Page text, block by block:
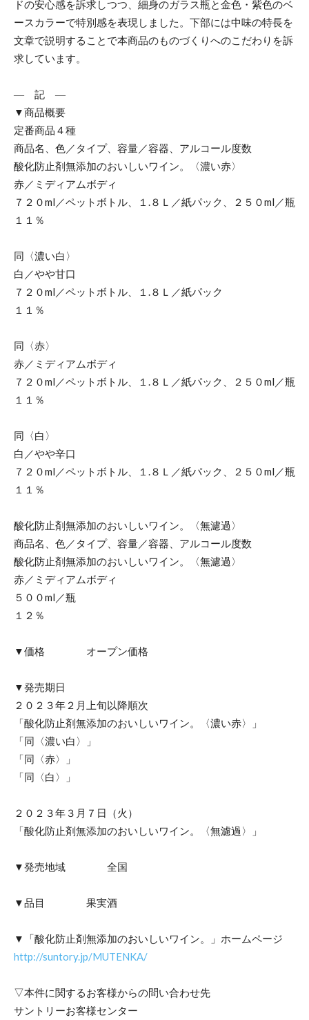
ドの安心感を訴求しつつ、細身のガラス瓶と金色・紫色のベ
ースカラーで特別感を表現しました。下部には中味の特長を
文章で説明することで本商品のものづくりへのこだわりを訴
求しています。
― 記 ―
▼商品概要
定番商品４種
商品名、色／タイプ、容量／容器、アルコール度数
酸化防止剤無添加のおいしいワイン。〈濃い赤〉
赤／ミディアムボディ
７２０ml／ペットボトル、１.８Ｌ／紙パック、２５０ml／瓶
１１％
同〈濃い白〉
白／やや甘口
７２０ml／ペットボトル、１.８Ｌ／紙パック
１１％
同〈赤〉
赤／ミディアムボディ
７２０ml／ペットボトル、１.８Ｌ／紙パック、２５０ml／瓶
１１％
同〈白〉
白／やや辛口
７２０ml／ペットボトル、１.８Ｌ／紙パック、２５０ml／瓶
１１％
酸化防止剤無添加のおいしいワイン。〈無濾過〉
商品名、色／タイプ、容量／容器、アルコール度数
酸化防止剤無添加のおいしいワイン。〈無濾過〉
赤／ミディアムボディ
５００ml／瓶
１２％
▼価格 オープン価格
▼発売期日
２０２３年２月上旬以降順次
「酸化防止剤無添加のおいしいワイン。〈濃い赤〉」
「同〈濃い白〉」
「同〈赤〉」
「同〈白〉」
２０２３年３月７日（火）
「酸化防止剤無添加のおいしいワイン。〈無濾過〉」
▼発売地域 全国
▼品目 果実酒
▼「酸化防止剤無添加のおいしいワイン。」ホームページ
http://suntory.jp/MUTENKA/
▽本件に関するお客様からの問い合わせ先
サントリーお客様センター